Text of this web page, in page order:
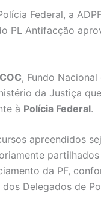
Federal, a
PL Antifacção
, Fundo
da Justiça
à Polícia Federal.
apreendidos
da PF,
Delegados de